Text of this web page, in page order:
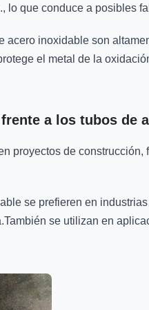
lo que conduce a posibles
acero inoxidable son
el metal de la
a los tubos de
proyectos de
se prefieren en
se utilizan en